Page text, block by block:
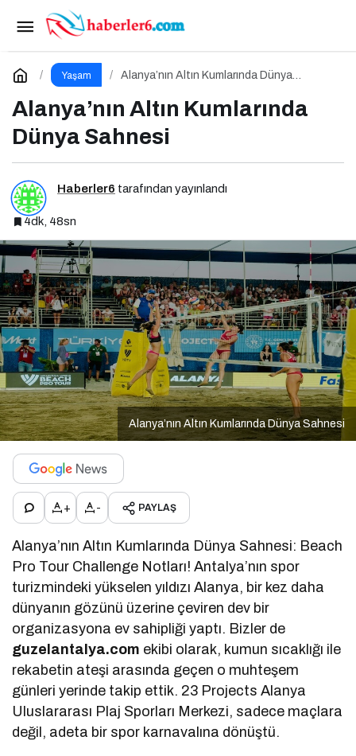
Yaşam
Alanya’nın Altın Kumlarında Dünya
Alanya’nın Altın Kumlarında
Dünya Sahnesi
Haberler6 tarafından yayınlandı
4dk, 48sn
Alanya’nın Altın Kumlarında Dünya Sahnesi
+ - PAYLAŞ
Alanya’nın Altın Kumlarında Dünya Sahnesi: Beach
Pro Tour Challenge Notları! Antalya’nın spor
turizmindeki yükselen yıldızı Alanya, bir kez daha
dünyanın gözünü üzerine çeviren dev bir
organizasyona ev sahipliği yaptı. Bizler de
guzelantalya.com ekibi olarak, kumun sıcaklığı ile
rekabetin ateşi arasında geçen o muhteşem
günleri yerinde takip ettik. 23 Projects Alanya
Uluslararası Plaj Sporları Merkezi, sadece maçlara
değil, adeta bir spor karnavalına dönüştü.
Antalya’nın Mavi Geleceği İçin El Ele
Yorum Yap